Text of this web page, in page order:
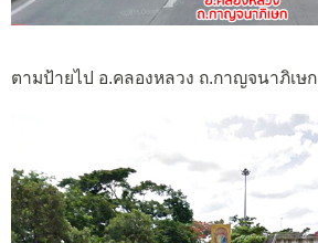
ตามป้ายไป อ.คลองหลวง ถ.กาญจนาภิเษก